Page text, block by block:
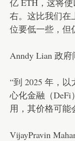
右。这比我们在
位要低一些，但
Anndy Lian 政府
“到 2025 年，
心化金融（DeFi
用，其价格可能
VijayPravin